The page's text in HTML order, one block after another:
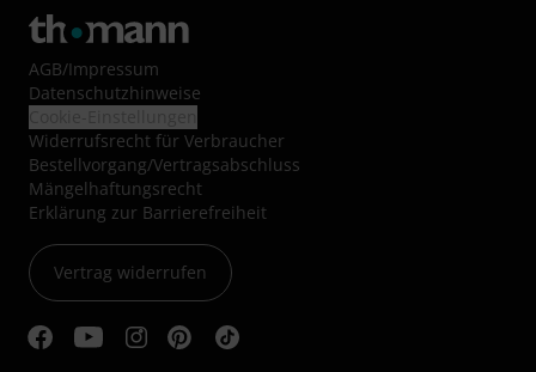
AGB/Impressum
Datenschutzhinweise
Widerrufsrecht für Verbraucher
Bestellvorgang/Vertragsabschluss
Mängelhaftungsrecht
Erklärung zur Barrierefreiheit
Vertrag widerrufen